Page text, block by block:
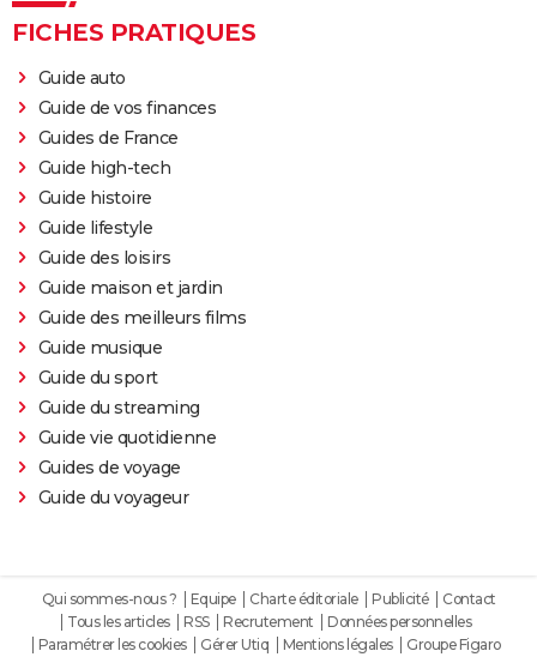
FICHES PRATIQUES
Guide auto
Guide de vos finances
Guides de France
Guide high-tech
Guide histoire
Guide lifestyle
Guide des loisirs
Guide maison et jardin
Guide des meilleurs films
Guide musique
Guide du sport
Guide du streaming
Guide vie quotidienne
Guides de voyage
Guide du voyageur
Qui sommes-nous ? Equipe Charte éditoriale Publicité
Contact
Tous les articles
RSS Recrutement
Données personnelles
Paramétrer les cookies
Gérer Utiq Mentions légales Groupe Figaro